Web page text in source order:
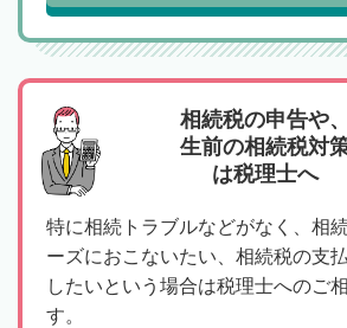
相続税の申告や、
生前の相続税対
は税理士へ
特に相続トラブルなどがなく、相
ーズにおこないたい、相続税の支
したいという場合は税理士へのご
す。